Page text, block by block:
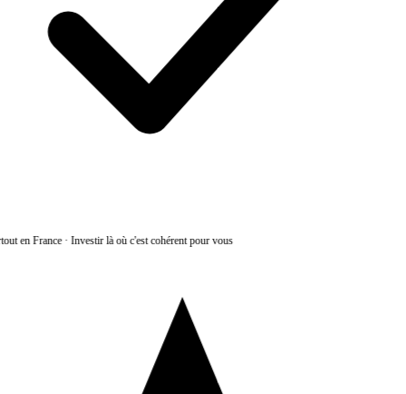
en France·Investir là où c'est cohérent pour vous